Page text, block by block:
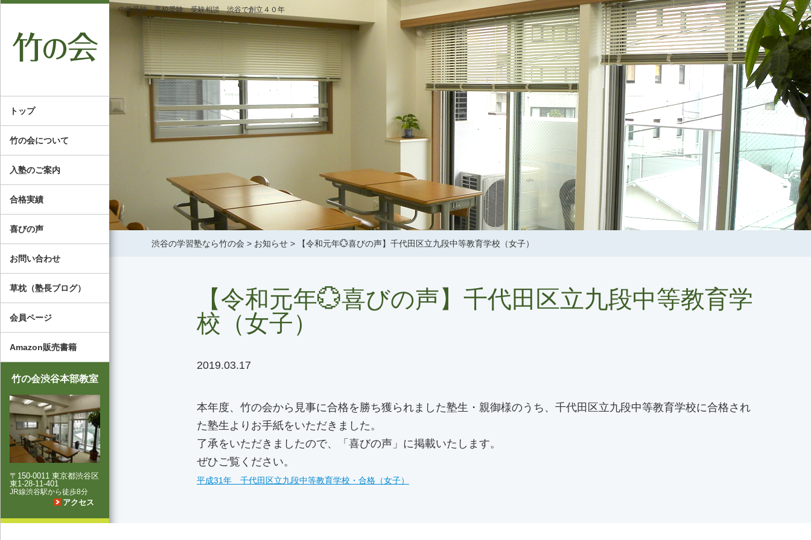
トップ
竹の会について
入塾のご案内
合格実績
喜びの声
お問い合わせ
草枕（塾長ブログ）
会員ページ
Amazon販売書籍
竹の会渋谷本部教室
〒150-0011 東京都渋谷区
東1-28-11-401
JR線渋谷駅から徒歩8分
アクセス
中学受験 高校受験 受験相談 渋谷で創立４０年
渋谷の学習塾なら竹の会 > お知らせ > 【令和元年💮喜びの声】千代田区立九段中等教育学校（女子）
【令和元年💮喜びの声】千代田区立九段中等教育学
校（女子）
2019.03.17
本年度、竹の会から見事に合格を勝ち獲られました塾生・親御様のうち、千代田区立九段中等教育学校に合格され
た塾生よりお手紙をいただきました。
了承をいただきましたので、「喜びの声」に掲載いたします。
ぜひご覧ください。
平成31年 千代田区立九段中等教育学校・合格（女子）